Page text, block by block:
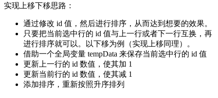
实现上移下移思路：
通过修改 id 值，然后进行排序，从而达到想要的效果。
只要把当前选中行的 id 值与上一行或者下一行互换，再
进行排序就可以。以下移为例（实现上移同理）。
借助一个全局变量 tempData 来保存当前选中行的 id 值
更新上一行的 id 数值，使其加 1
更新当前行的 id 数值，使其减 1
添加排序，重新按照升序排列